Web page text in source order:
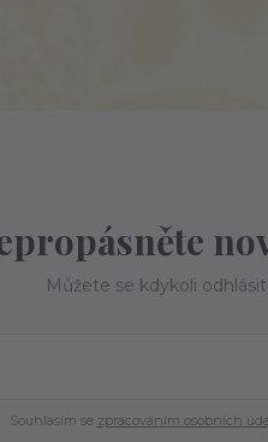
Můžete se kdykoli
Souhlasím se zpracováním osobních